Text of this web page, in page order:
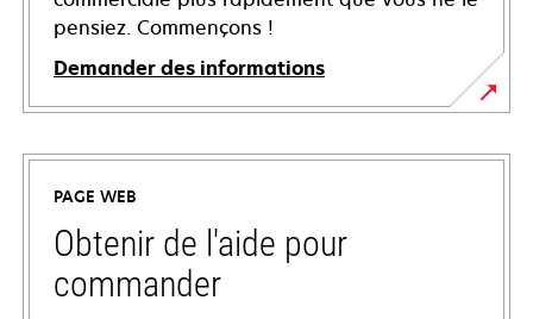
pensiez. Commençons !
Demander des informations
PAGE WEB
Obtenir de l'aide pour
commander